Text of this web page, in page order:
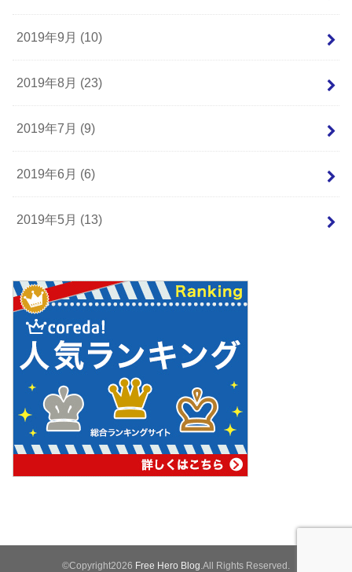
2019年9月 (10)
2019年8月 (23)
2019年7月 (9)
2019年6月 (6)
2019年5月 (13)
©Copyright2026 Free Hero Blog .All Rights Reserved.